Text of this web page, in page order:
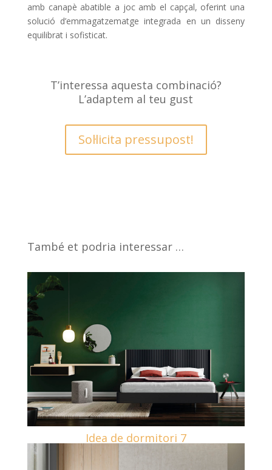
amb canapè abatible a joc amb el capçal, oferint una
solució d’emmagatzematge integrada en un disseny
equilibrat i sofisticat.
T’interessa aquesta combinació?
L’adaptem al teu gust
Sol·licita pressupost!
També et podria interessar …
Idea de dormitori 7